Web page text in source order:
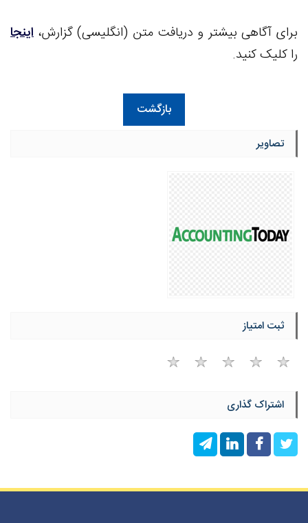
برای آگاهی بیشتر و دریافت متن (انگلیسی) گزارش، اینجا
را کلیک کنید.
بازگشت
تصاویر
ثبت امتیاز
اشتراک گذاری